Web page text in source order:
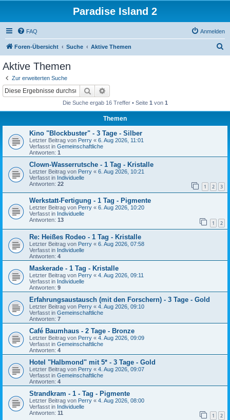
Paradise Island 2
FAQ Anmelden
Foren-Übersicht Suche Aktive Themen
Aktive Themen
Zur erweiterten Suche
Suche
Die Suche ergab 16 Treffer • Seite 1 von 1
Themen
Kino "Blockbuster" - 3 Tage - Silber
Letzter Beitrag von Perry « 6. Aug 2026, 11:01
Verfasst in Gemeinschaftliche
Antworten: 1
Clown-Wasserrutsche - 1 Tag - Kristalle
Letzter Beitrag von Perry « 6. Aug 2026, 10:21
Verfasst in Individuelle
Antworten: 22 1 2 3
Werkstatt-Fertigung - 1 Tag - Pigmente
Letzter Beitrag von Perry « 6. Aug 2026, 10:20
Verfasst in Individuelle
Antworten: 13 1 2
Re: Heißes Rodeo - 1 Tag - Kristalle
Letzter Beitrag von Perry « 6. Aug 2026, 07:58
Verfasst in Individuelle
Antworten: 4
Maskerade - 1 Tag - Kristalle
Letzter Beitrag von Perry « 4. Aug 2026, 09:11
Verfasst in Individuelle
Antworten: 9
Erfahrungsaustausch (mit den Forschern) - 3 Tage - Gold
Letzter Beitrag von Perry « 4. Aug 2026, 09:10
Verfasst in Gemeinschaftliche
Antworten: 7
Café Baumhaus - 2 Tage - Bronze
Letzter Beitrag von Perry « 4. Aug 2026, 09:09
Verfasst in Gemeinschaftliche
Antworten: 4
Hotel "Halbmond" mit 5* - 3 Tage - Gold
Letzter Beitrag von Perry « 4. Aug 2026, 09:07
Verfasst in Gemeinschaftliche
Antworten: 4
Strandkram - 1 - Tag - Pigmente
Letzter Beitrag von Perry « 4. Aug 2026, 08:00
Verfasst in Individuelle
Antworten: 11 1 2